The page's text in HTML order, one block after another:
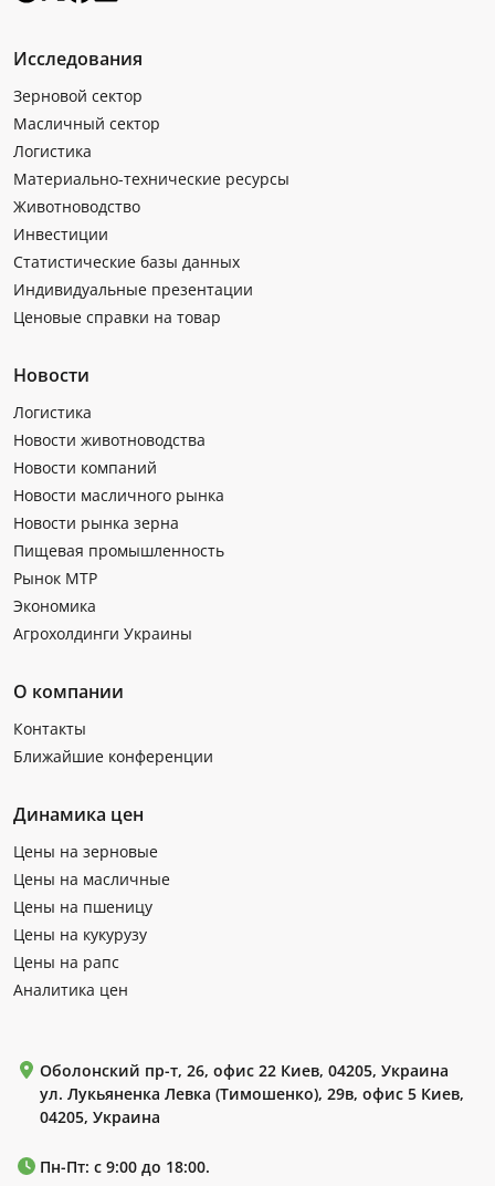
Исследования
Зерновой сектор
Масличный сектор
Логистика
Материально-технические ресурсы
Животноводство
Инвестиции
Статистические базы данных
Индивидуальные презентации
Ценовые справки на товар
Новости
Логистика
Новости животноводства
Новости компаний
Новости масличного рынка
Новости рынка зерна
Пищевая промышленность
Рынок МТР
Экономика
Агрохолдинги Украины
О компании
Контакты
Ближайшие конференции
Динамика цен
Цены на зерновые
Цены на масличные
Цены на пшеницу
Цены на кукурузу
Цены на рапс
Аналитика цен
Оболонский пр-т, 26, офис 22 Киев, 04205, Украина
ул. Лукьяненка Левка (Тимошенко), 29в, офис 5 Киев,
04205, Украина
Пн-Пт: с 9:00 до 18:00.